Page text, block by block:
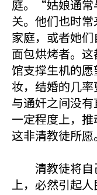
庭。“姑娘通常
关。他们也时
家庭，或者她们
面包烘烤者。
馆支撑生机的
妆，结婚的几
与通奸之间没
一定程度上，
这非清教徒所愿。
清教徒将自
上，必然引起